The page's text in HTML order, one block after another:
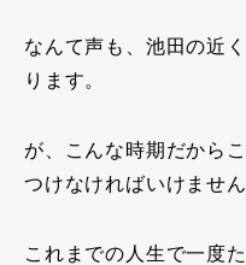
なんて声も、池田の近
ります。
が、こんな時期だから
つけなければいけません
これまでの人生で一度